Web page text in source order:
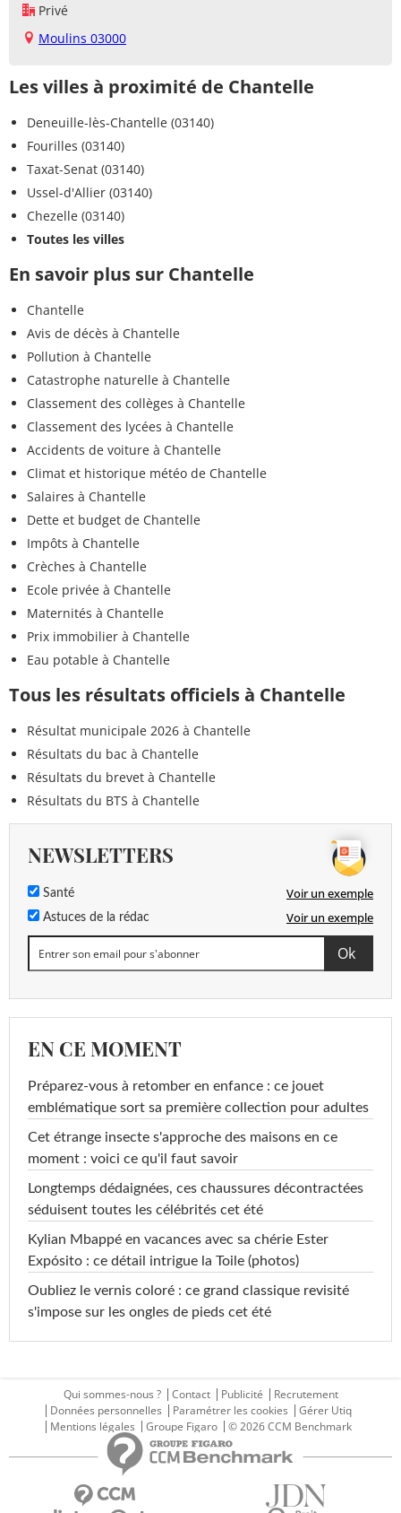
Privé
Moulins 03000
Les villes à proximité de Chantelle
Deneuille-lès-Chantelle (03140)
Fourilles (03140)
Taxat-Senat (03140)
Ussel-d'Allier (03140)
Chezelle (03140)
Toutes les villes
En savoir plus sur Chantelle
Chantelle
Avis de décès à Chantelle
Pollution à Chantelle
Catastrophe naturelle à Chantelle
Classement des collèges à Chantelle
Classement des lycées à Chantelle
Accidents de voiture à Chantelle
Climat et historique météo de Chantelle
Salaires à Chantelle
Dette et budget de Chantelle
Impôts à Chantelle
Crèches à Chantelle
Ecole privée à Chantelle
Maternités à Chantelle
Prix immobilier à Chantelle
Eau potable à Chantelle
Tous les résultats officiels à Chantelle
Résultat municipale 2026 à Chantelle
Résultats du bac à Chantelle
Résultats du brevet à Chantelle
Résultats du BTS à Chantelle
NEWSLETTERS
Santé Voir un exemple
Astuces de la rédac Voir un exemple
EN CE MOMENT
Préparez-vous à retomber en enfance : ce jouet
emblématique sort sa première collection pour adultes
Cet étrange insecte s'approche des maisons en ce
moment : voici ce qu'il faut savoir
Longtemps dédaignées, ces chaussures décontractées
séduisent toutes les célébrités cet été
Kylian Mbappé en vacances avec sa chérie Ester
Expósito : ce détail intrigue la Toile (photos)
Oubliez le vernis coloré : ce grand classique revisité
s'impose sur les ongles de pieds cet été
Qui sommes-nous ? Contact Publicité
Recrutement
Données personnelles
Paramétrer les cookies
Gérer Utiq
Mentions légales
Groupe Figaro © 2026 CCM Benchmark